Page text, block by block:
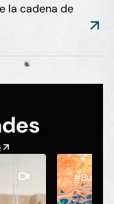
la cadena de